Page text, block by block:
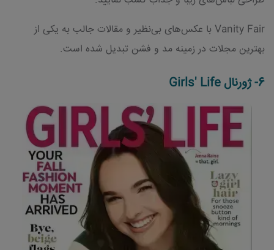
Vanity Fair با عکس‌های بی‌نظیر و مقالات جالب به یکی از
بهترین مجلات در زمینه مد و فشن تبدیل شده است.
6- ژورنال Girls' Life